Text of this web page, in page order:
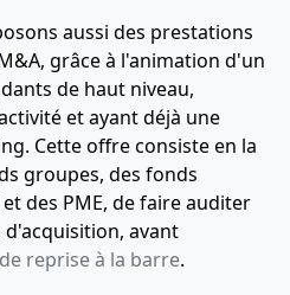
aussi des prestations
grâce à l'animation d'un
de haut niveau,
et ayant déjà une
Cette offre consiste en la
groupes, des fonds
des PME, de faire auditer
d'acquisition, avant
reprise à la barre.